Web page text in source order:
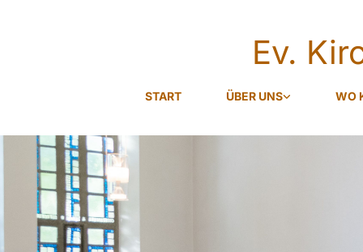
Ev.
START ÜBER UNS WO